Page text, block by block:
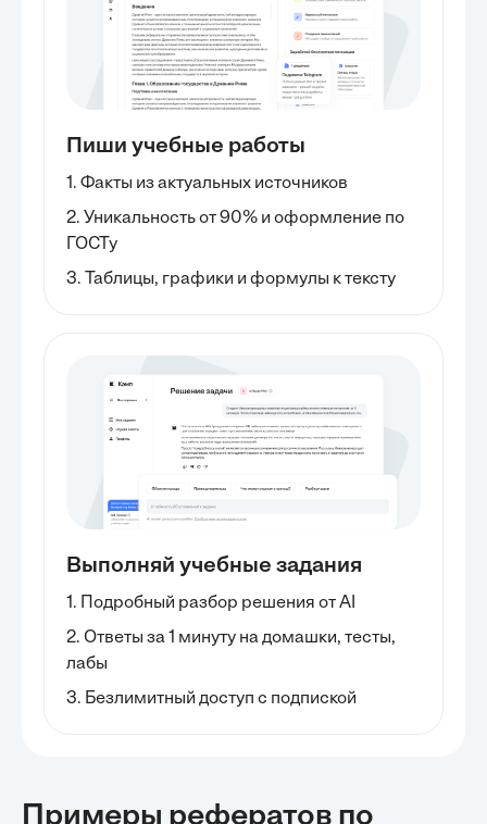
Пиши учебные работы
1. Факты из актуальных источников
2. Уникальность от 90% и оформление по
ГОСТу
3. Таблицы, графики и формулы к тексту
Выполняй учебные задания
1. Подробный разбор решения от AI
2. Ответы за 1 минуту на домашки, тесты,
лабы
3. Безлимитный доступ с подпиской
Примеры рефератов по